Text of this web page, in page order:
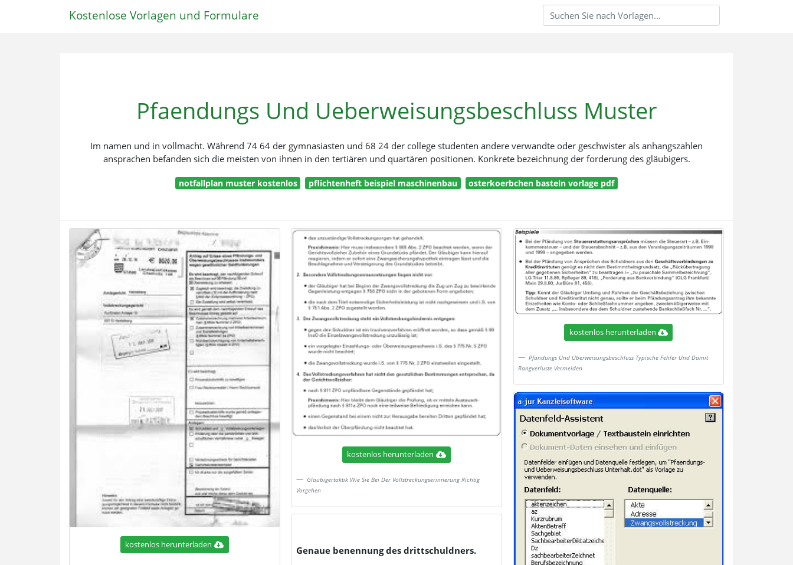
Kostenlose Vorlagen und Formulare
Pfaendungs Und Ueberweisungsbeschluss Muster
Im namen und in vollmacht. Während 74 64 der gymnasiasten und 68 24 der college studenten andere verwandte oder geschwister als anhangszahlen
ansprachen befanden sich die meisten von ihnen in den tertiären und quartären positionen. Konkrete bezeichnung der forderung des gläubigers.
notfallplan muster kostenlos pflichtenheft beispiel maschinenbau osterkoerbchen basteln vorlage pdf
kostenlos herunterladen
kostenlos herunterladen
Glaubigertaktik Wie Sie Bei Der Vollstreckungserinnerung Richtig
Vorgehen
Genaue benennung des drittschuldners.
kostenlos herunterladen
Pfandungs Und Uberweisungsbeschluss Typische Fehler Und Damit
Rangverluste Vermeiden